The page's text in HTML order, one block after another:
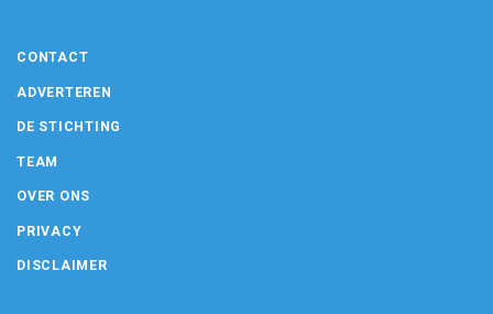
CONTACT
ADVERTEREN
DE STICHTING
TEAM
OVER ONS
PRIVACY
DISCLAIMER